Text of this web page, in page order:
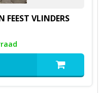
FEEST VLINDERS